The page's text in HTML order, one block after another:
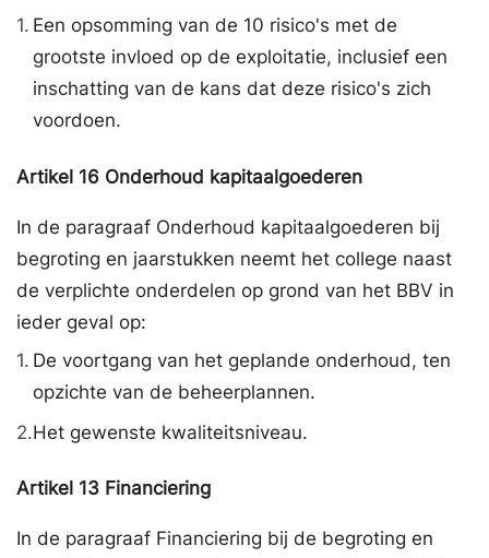
1. Een opsomming van de 10 risico's met de
grootste invloed op de exploitatie, inclusief een
inschatting van de kans dat deze risico's zich
voordoen.
Artikel 16 Onderhoud kapitaalgoederen
In de paragraaf Onderhoud kapitaalgoederen bij
begroting en jaarstukken neemt het college naast
de verplichte onderdelen op grond van het BBV in
ieder geval op:
1. De voortgang van het geplande onderhoud, ten
opzichte van de beheerplannen.
2.Het gewenste kwaliteitsniveau.
Artikel 13 Financiering
In de paragraaf Financiering bij de begroting en